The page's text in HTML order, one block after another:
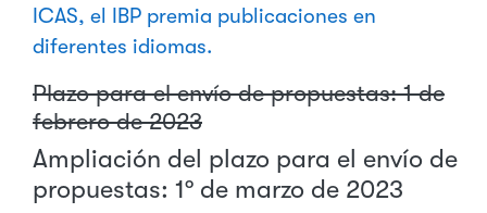
ICAS, el IBP premia publicaciones en
diferentes idiomas.
Plazo para el envío de propuestas: 1 de
febrero de 2023
Ampliación del plazo para el envío de
propuestas: 1º de marzo de 2023